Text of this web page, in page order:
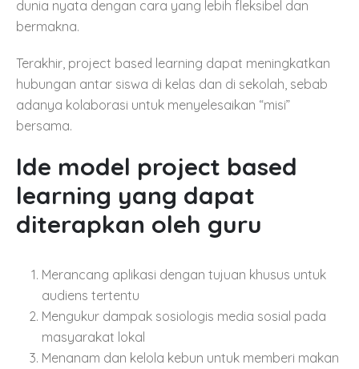
dunia nyata dengan cara yang lebih fleksibel dan
bermakna.
Terakhir, project based learning dapat meningkatkan
hubungan antar siswa di kelas dan di sekolah, sebab
adanya kolaborasi untuk menyelesaikan “misi”
bersama.
Ide model project based
learning yang dapat
diterapkan oleh guru
Merancang aplikasi dengan tujuan khusus untuk
audiens tertentu
Mengukur dampak sosiologis media sosial pada
masyarakat lokal
Menanam dan kelola kebun untuk memberi makan